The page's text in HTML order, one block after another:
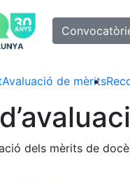
selected
Avaluació de mèrits
dels mèrits de